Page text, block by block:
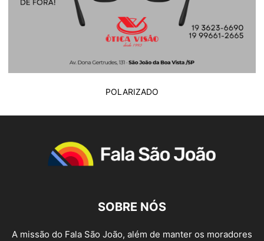
POLARIZADO
SOBRE NÓS
A missão do Fala São João, além de manter os moradores